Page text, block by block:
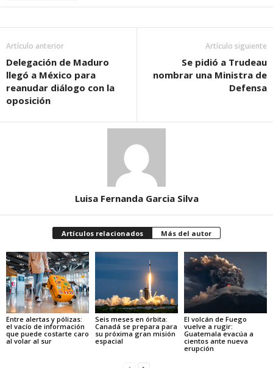
Artículo anterior
Delegación de Maduro
llegó a México para
reanudar diálogo con la
oposición
Artículo siguiente
Se pidió a Trudeau
nombrar una Ministra de
Defensa
Luisa Fernanda Garcia Silva
Artículos relacionados Más del autor
Entre alertas y pólizas:
el vacío de información
que puede costarte caro
al volar al sur
Seis meses en órbita:
Canadá se prepara para
su próxima gran misión
espacial
El volcán de Fuego
vuelve a rugir:
Guatemala evacúa a
cientos ante nueva
erupción